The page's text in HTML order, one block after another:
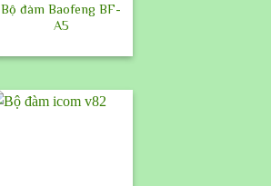
Bộ đàm Baofeng BF-
A5